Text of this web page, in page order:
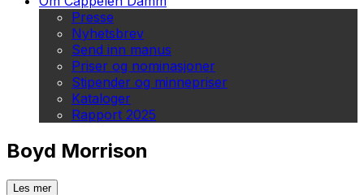
Presse
Nyhetsbrev
Send inn manus
Priser og nominasjoner
Stipender og minnepriser
Kataloger
Rapport 2025
Boyd Morrison
Les mer